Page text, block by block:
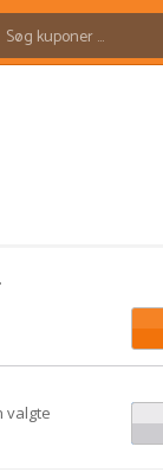
valgte